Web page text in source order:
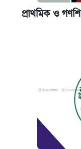
প্রাথমিক ও